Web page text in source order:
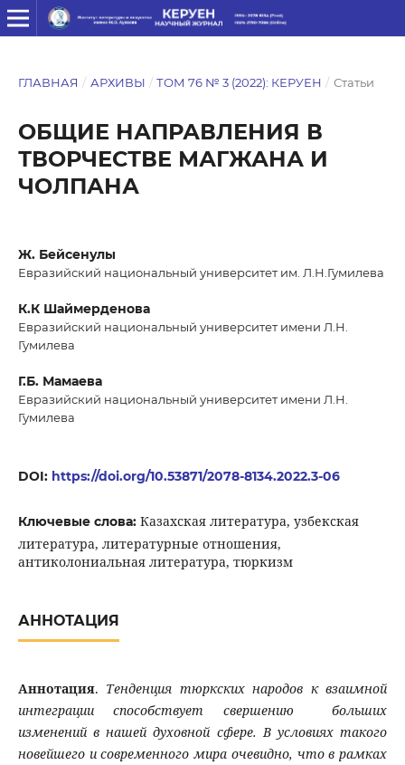
ГЛАВНАЯ / АРХИВЫ / ТОМ 76 № 3 (2022): КЕРУЕН / Статьи
ОБЩИЕ НАПРАВЛЕНИЯ В
ТВОРЧЕСТВЕ МАГЖАНА И
ЧОЛПАНА
Ж. Бейсенулы
Евразийский национальный университет им. Л.Н.Гумилева
К.К Шаймерденова
Евразийский национальный университет имени Л.Н.
Гумилева
Г.Б. Мамаева
Евразийский национальный университет имени Л.Н.
Гумилева
DOI: https://doi.org/10.53871/2078-8134.2022.3-06
Ключевые слова: Казахская литература, узбекская
литература, литературные отношения,
антиколониальная литература, тюркизм
АННОТАЦИЯ
Аннотация. Тенденция тюркских народов к взаимной
интеграции способствует свершению больших
изменений в нашей духовной сфере. В условиях такого
новейшего и современного мира очевидно, что в рамках